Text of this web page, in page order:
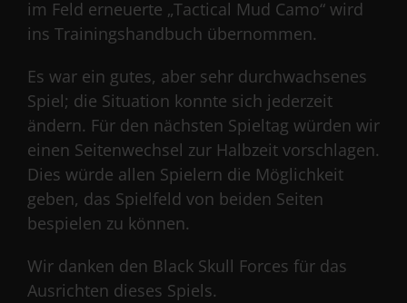
im Feld erneuerte „Tactical Mud Camo“ wird
ins Trainingshandbuch übernommen.
Es war ein gutes, aber sehr durchwachsenes
Spiel; die Situation konnte sich jederzeit
ändern. Für den nächsten Spieltag würden wir
einen Seitenwechsel zur Halbzeit vorschlagen.
Dies würde allen Spielern die Möglichkeit
geben, das Spielfeld von beiden Seiten
bespielen zu können.
Wir danken den Black Skull Forces für das
Ausrichten dieses Spiels.